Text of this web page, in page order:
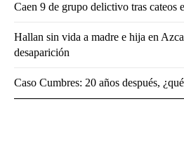
Caen 9 de grupo delictivo tras
Hallan sin vida a madre e hija en
desaparición
Caso Cumbres: 20 años después,